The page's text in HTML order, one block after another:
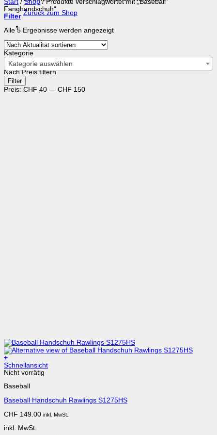
Zurück zum Shop
Start / Shop /Produkte verschlagwortet mit „Baseball
Fanghandschuh“
Filter
Alle 5 Ergebnisse werden angezeigtNach
Kategorie
Kategorie auswählen
Nach Preis filtern
Min.
Preis
Max.
Preis
Filter
Preis: CHF 40 — CHF 150
+
Dieses
Produkt
mehrere
auf.
Optionen
auf
Schnellansicht
Nicht vorrätig
Baseball
Baseball Handschuh Rawlings S1275HS
CHF 149.00 inkl. MwSt.
inkl. MwSt.